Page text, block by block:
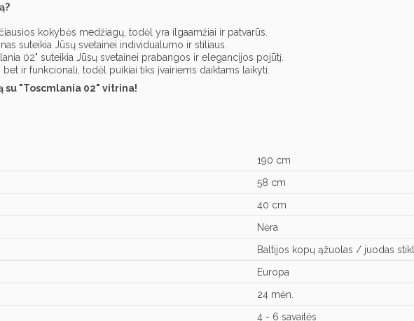
kokybės medžiagų, todėl yra ilgaamžiai ir patvarūs.
suteikia Jūsų svetainei individualumo ir stiliaus.
02" suteikia Jūsų svetainei prabangos ir elegancijos pojūtį.
ir funkcionali, todėl puikiai tiks įvairiems daiktams laikyti.
"Toscmlania 02" vitrina!
190 cm
58 cm
40 cm
Nėra
Baltijos kopų ąžuolas / juodas
Europa
24 mėn.
4 - 6 savaitės